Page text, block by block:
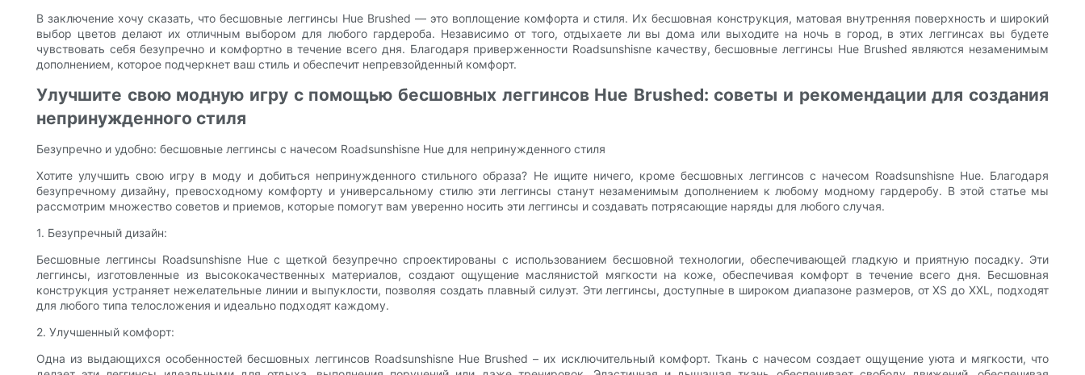
В заключение хочу сказать, что бесшовные леггинсы Hue Brushed — это воплощение комфорта и стиля. Их бесшовная конструкция, матовая внутренняя поверхность и широкий
выбор цветов делают их отличным выбором для любого гардероба. Независимо от того, отдыхаете ли вы дома или выходите на ночь в город, в этих леггинсах вы будете
чувствовать себя безупречно и комфортно в течение всего дня. Благодаря приверженности Roadsunshisne качеству, бесшовные леггинсы Hue Brushed являются незаменимым
дополнением, которое подчеркнет ваш стиль и обеспечит непревзойденный комфорт.
Улучшите свою модную игру с помощью бесшовных леггинсов Hue Brushed: советы и рекомендации для создания
непринужденного стиля
Безупречно и удобно: бесшовные леггинсы с начесом Roadsunshisne Hue для непринужденного стиля
Хотите улучшить свою игру в моду и добиться непринужденного стильного образа? Не ищите ничего, кроме бесшовных леггинсов с начесом Roadsunshisne Hue. Благодаря
безупречному дизайну, превосходному комфорту и универсальному стилю эти леггинсы станут незаменимым дополнением к любому модному гардеробу. В этой статье мы
рассмотрим множество советов и приемов, которые помогут вам уверенно носить эти леггинсы и создавать потрясающие наряды для любого случая.
1. Безупречный дизайн:
Бесшовные леггинсы Roadsunshisne Hue с щеткой безупречно спроектированы с использованием бесшовной технологии, обеспечивающей гладкую и приятную посадку. Эти
леггинсы, изготовленные из высококачественных материалов, создают ощущение маслянистой мягкости на коже, обеспечивая комфорт в течение всего дня. Бесшовная
конструкция устраняет нежелательные линии и выпуклости, позволяя создать плавный силуэт. Эти леггинсы, доступные в широком диапазоне размеров, от XS до XXL, подходят
для любого типа телосложения и идеально подходят каждому.
2. Улучшенный комфорт:
Одна из выдающихся особенностей бесшовных леггинсов Roadsunshisne Hue Brushed – их исключительный комфорт. Ткань с начесом создает ощущение уюта и мягкости, что